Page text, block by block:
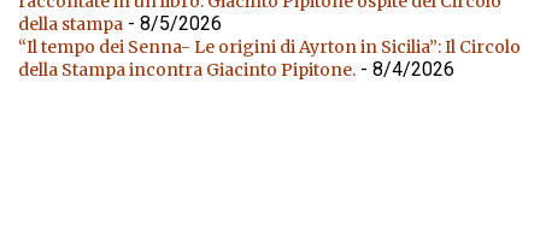
della stampa - 8/5/2026
“Il tempo dei Senna- Le origini di Ayrton in Sicilia”: Il Circolo
della Stampa incontra Giacinto Pipitone. - 8/4/2026